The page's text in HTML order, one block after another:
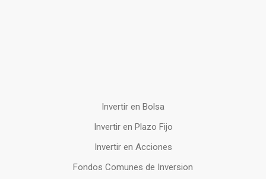
Invertir en Bolsa
Invertir en Plazo Fijo
Invertir en Acciones
Fondos Comunes de Inversion